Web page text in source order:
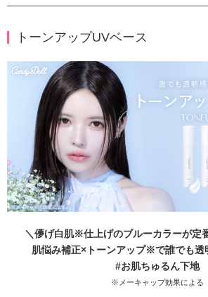
トーンアップUVベース
＼儚げ白肌※仕上げのブルーカラーが定
肌悩み補正×トーンアップ※で誰でも
#お肌ちゅるん下地
※メーキャップ効果による